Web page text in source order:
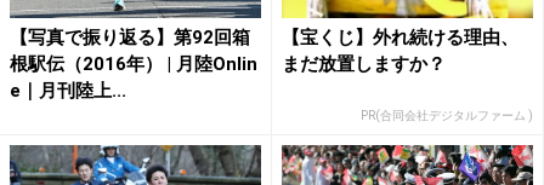
【写真で振り返る】第92回箱
根駅伝（2016年） | 月陸Onlin
e｜月刊陸上...
【宝くじ】外れ続ける理由、
まだ放置しますか？
PR(合同会社デジタルファーム )